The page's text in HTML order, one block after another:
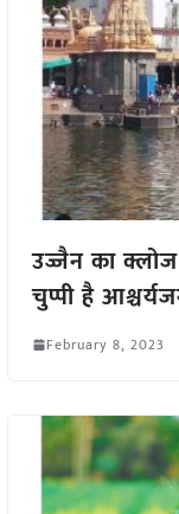
उज्जैन का क्लोज
चुप्पी है
February 8, 2023